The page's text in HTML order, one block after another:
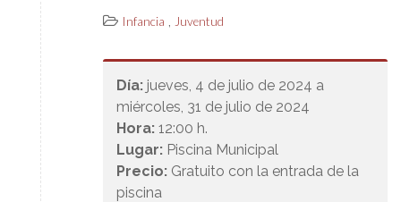
Infancia , Juventud
Día: jueves, 4 de julio de 2024 a
miércoles, 31 de julio de 2024
Hora: 12:00 h.
Lugar: Piscina Municipal
Precio: Gratuito con la entrada de la
piscina